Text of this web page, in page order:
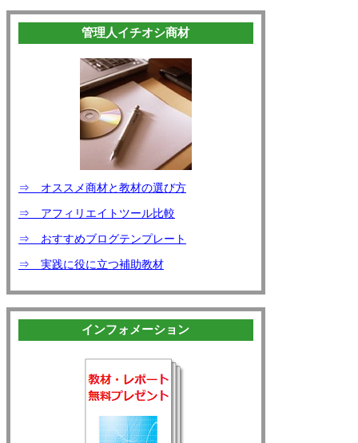
管理人イチオシ商材
⇒ オススメ商材と教材の選び方
⇒ アフィリエイトツール比較
⇒ おすすめブログテンプレート
⇒ 実践に役に立つ補助教材
インフォメーション